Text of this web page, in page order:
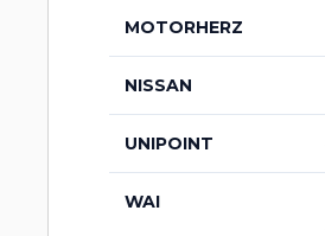
MOTORHERZ
NISSAN
UNIPOINT
WAI